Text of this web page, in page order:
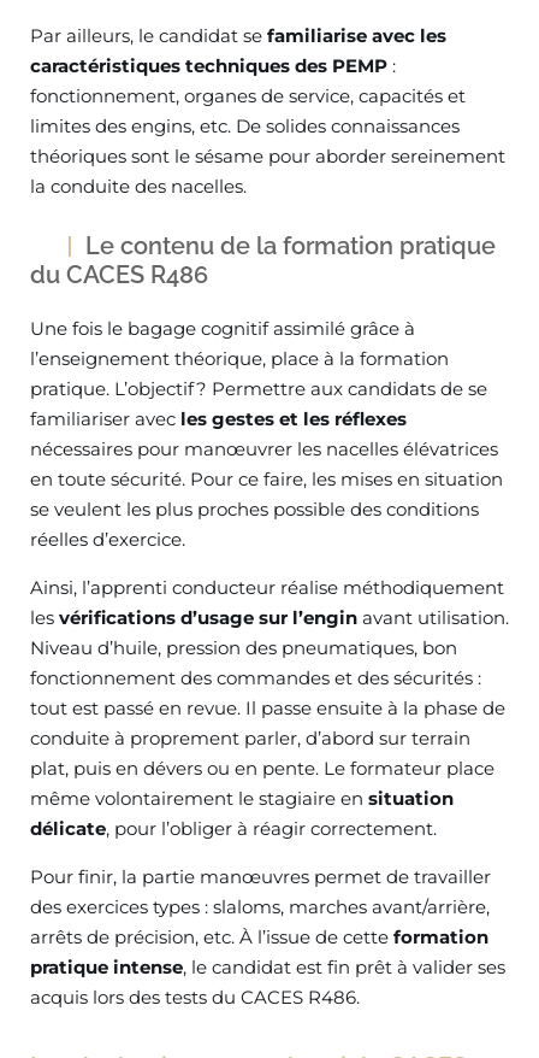
Par ailleurs, le candidat se familiarise avec les
caractéristiques techniques des PEMP :
fonctionnement, organes de service, capacités et
limites des engins, etc. De solides connaissances
théoriques sont le sésame pour aborder sereinement
la conduite des nacelles.
Le contenu de la formation pratique
du CACES R486
Une fois le bagage cognitif assimilé grâce à
l’enseignement théorique, place à la formation
pratique. L’objectif ? Permettre aux candidats de se
familiariser avec les gestes et les réflexes
nécessaires pour manœuvrer les nacelles élévatrices
en toute sécurité. Pour ce faire, les mises en situation
se veulent les plus proches possible des conditions
réelles d’exercice.
Ainsi, l’apprenti conducteur réalise méthodiquement
les vérifications d’usage sur l’engin avant utilisation.
Niveau d’huile, pression des pneumatiques, bon
fonctionnement des commandes et des sécurités :
tout est passé en revue. Il passe ensuite à la phase de
conduite à proprement parler, d’abord sur terrain
plat, puis en dévers ou en pente. Le formateur place
même volontairement le stagiaire en situation
délicate, pour l’obliger à réagir correctement.
Pour finir, la partie manœuvres permet de travailler
des exercices types : slaloms, marches avant/arrière,
arrêts de précision, etc. À l’issue de cette formation
pratique intense, le candidat est fin prêt à valider ses
acquis lors des tests du CACES R486.